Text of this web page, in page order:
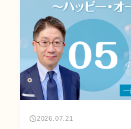
2026.07.21